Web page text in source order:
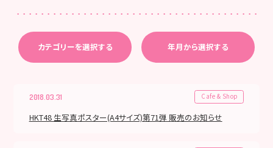
カテゴリーを選択する 年月から選択する
2018.03.31 Cafe & Shop
HKT48 生写真ポスター(A4サイズ)第71弾 販売のお知らせ